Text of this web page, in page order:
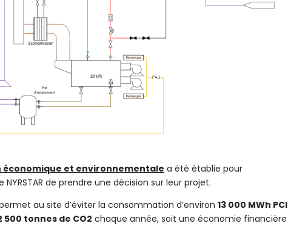
économique et environnementale a été établie pour
de prendre une décision sur leur projet.
au site d’éviter la consommation d’environ 13 000 MWh PCI
500 tonnes de CO2 chaque année, soit une économie financière